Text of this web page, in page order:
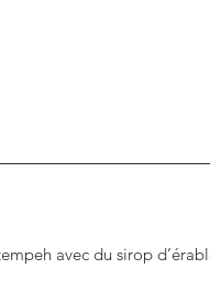
avec du sirop